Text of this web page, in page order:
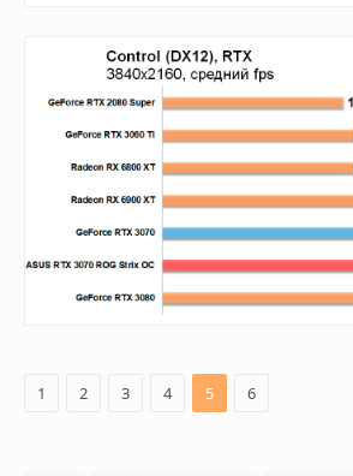
1 2 3 4 5 6